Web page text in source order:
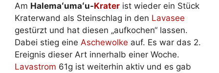
Am Halemaʻumaʻu-Krater ist wieder ein Stück
Kraterwand als Steinschlag in den Lavasee
gestürzt und hat diesen „aufkochen“ lassen.
Dabei stieg eine Aschewolke auf. Es war das 2.
Ereignis dieser Art innerhalb einer Woche.
Lavastrom 61g ist weiterhin aktiv und es gab